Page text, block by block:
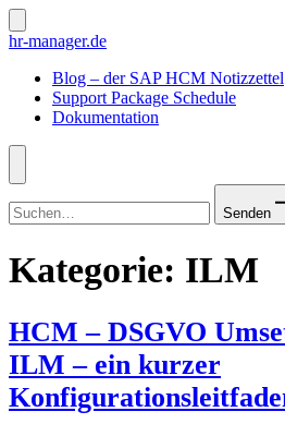
Zum
Inhalt
Suche
ein-/ausblenden
hr-manager.de
Blog – der SAP HCM Notizzettel
Support Package Schedule
Dokumentation
Menü
nach:
Senden
Kategorie: ILM
HCM – DSGVO
ILM – ein kurzer